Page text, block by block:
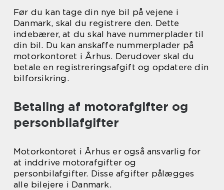
Før du kan tage din nye bil på vejene i
Danmark, skal du registrere den. Dette
indebærer, at du skal have nummerplader til
din bil. Du kan anskaffe nummerplader på
motorkontoret i Århus. Derudover skal du
betale en registreringsafgift og opdatere din
bilforsikring.
Betaling af motorafgifter og
personbilafgifter
Motorkontoret i Århus er også ansvarlig for
at inddrive motorafgifter og
personbilafgifter. Disse afgifter pålægges
alle bilejere i Danmark.